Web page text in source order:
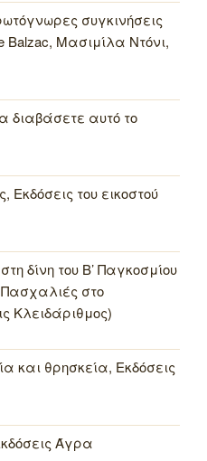
συγκινήσεις
Balzac, Μασιμίλα Ντόνι,
διαβάσετε αυτό το
του εικοστού
δίνη του Β’ Παγκοσμίου
Πασχαλιές στο
Κλειδάριθμος)
και θρησκεία, Εκδόσεις
Άγρα